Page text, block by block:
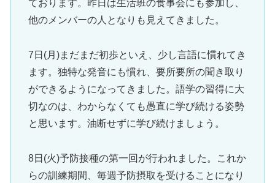
ております。昨日は生活班の食事会にも参加し、
他のメンバーの人となりも見えてきました。
7日(月)まだまだ初歩といえ、少し言語に慣れてき
ます。独特な発音にも慣れ、要所要所の聞き取り
ができるようになってきました。語学の習得に大
切なのは、わからなくても愚直に学び続ける姿勢
と思います。油断せずに学び続けましょう。
8日(火)予防接種の第一回が行われました。これか
らの訓練期間、毎週予防摂取を受けることになり